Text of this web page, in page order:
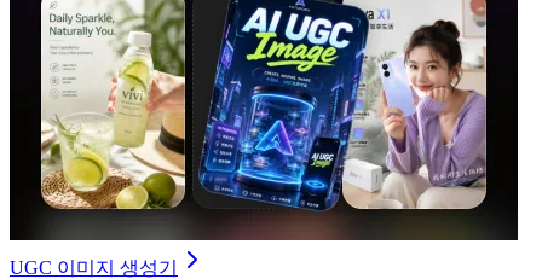
UGC 이미지 생성기